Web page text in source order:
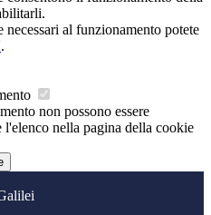
al funzionamento potete
.
non possono essere
nella pagina della cookie